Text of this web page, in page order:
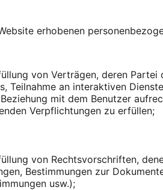
erhobenen
von Verträgen, deren
Teilnahme an interaktiven
mit dem Benutzer
Verpflichtungen zu erfüllen;
von Rechtsvorschriften,
Bestimmungen zur
usw.);